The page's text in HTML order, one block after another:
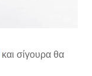
και σίγουρα θα